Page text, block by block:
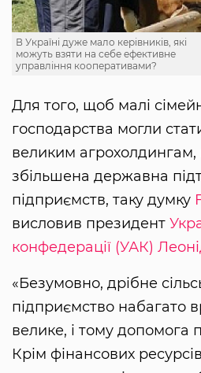
В Україні дуже мало керівників, які
можуть взяти на себе ефективне
управління кооперативами?
Для того, щоб малі
господарства могли
великим
збільшена державна
підприємств, таку думку
висловив президент
конфедерації (УАК)
«Безумовно, дрібне
підприємство набагато
велике, і тому допомога
Крім фінансових